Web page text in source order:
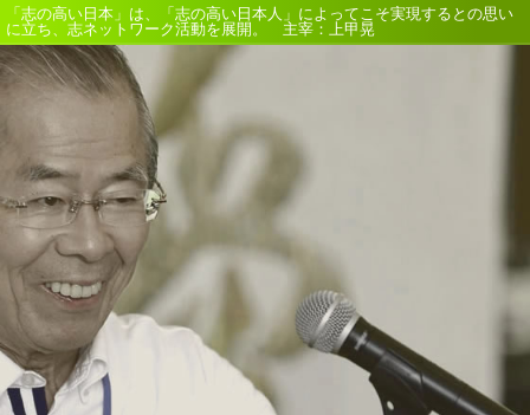
「志の高い日本」は、「志の高い日本人」によってこそ実現するとの思い
に立ち、志ネットワーク活動を展開。 主宰：上甲晃